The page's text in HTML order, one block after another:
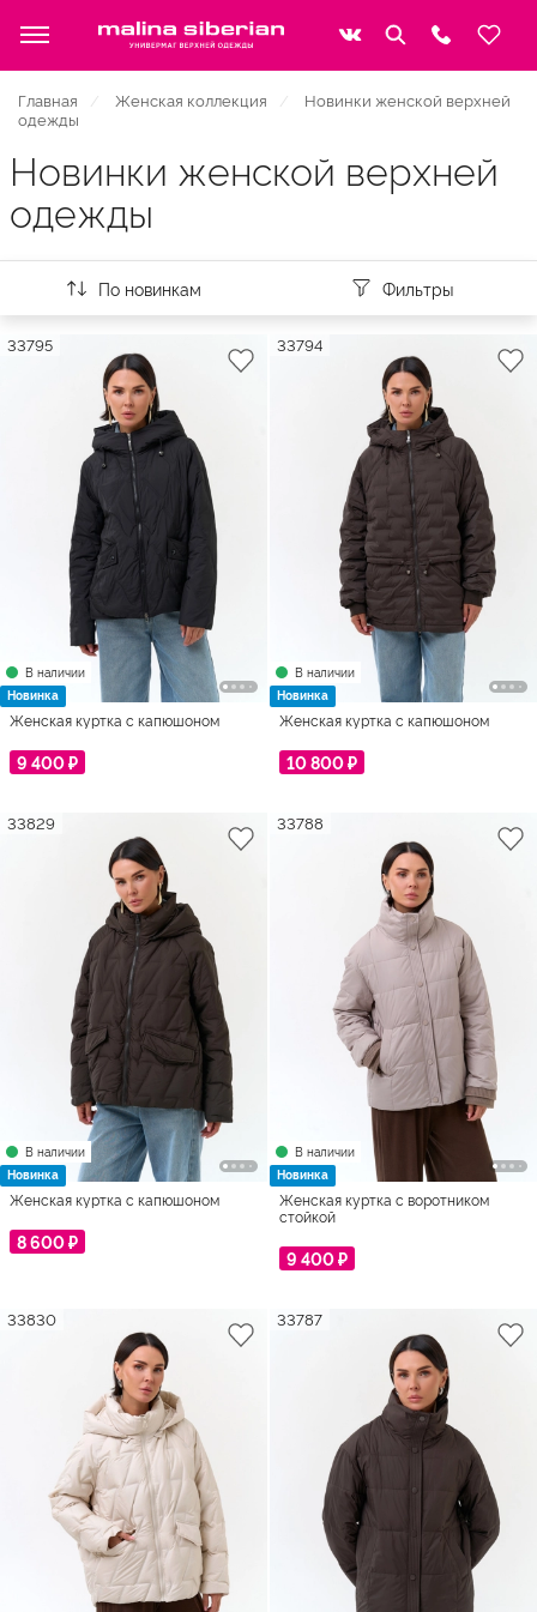
Главная Женская коллекция
Новинки женской верхней
одежды
Новинки женской верхней
одежды
По новинкам Фильтры
В наличии
Новинка
33795
Женская куртка с капюшоном
9 400 ₽
В наличии
Новинка
33794
Женская куртка с капюшоном
10 800 ₽
В наличии
Новинка
33829
Женская куртка с капюшоном
8 600 ₽
В наличии
Новинка
33788
Женская куртка с воротником
стойкой
9 400 ₽
33830 33787